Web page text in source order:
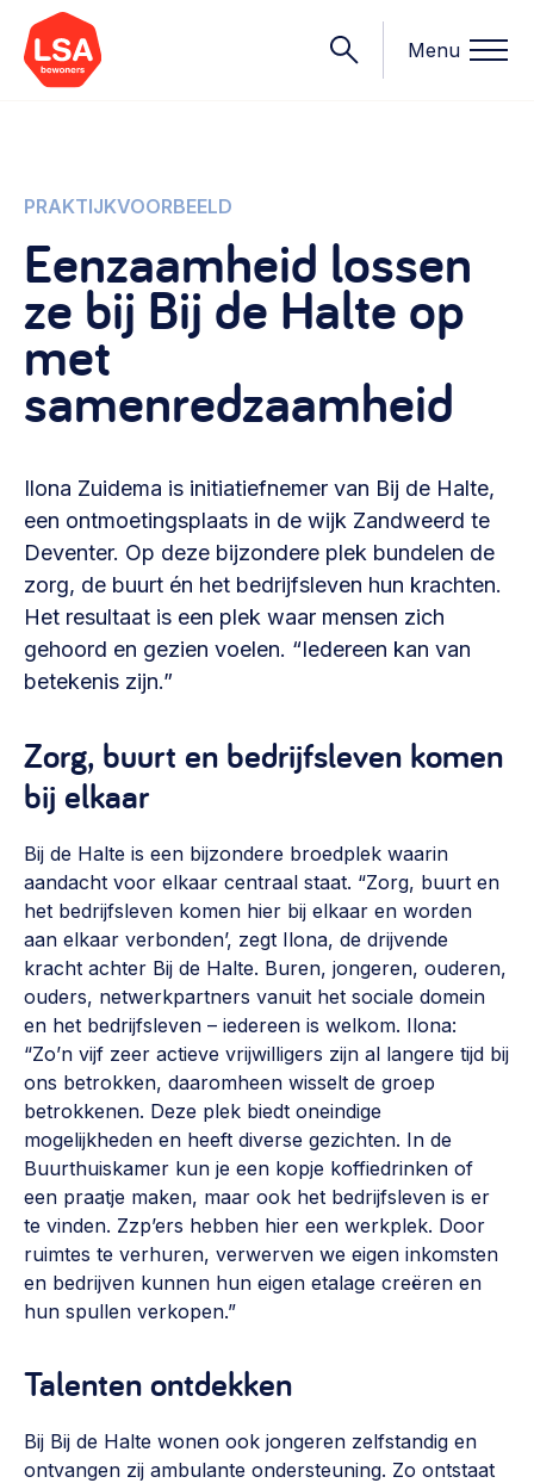
Menu
Onderwerpen
Starten van een initiatief
Rechtsvormen, positionering, organisatiemodellen >
Financiën
Financieringsvormen, administratie, begroting en omzet >
Bestuur, horeca, evenementen, verhuur en communicatie >
Vrijwilligers en medewerkers
Werving, contracten en vergoedingen, betaalde krachten
Eigen gebouw
Huren of kopen, maatschappelijk vastgoed,
Sociaal ondernemen
Bewonersbedrijf starten, ondernemingsplan maken >
Buurtbewoners verbinden
Community building en ABCD, welkomstcultuur >
Zorgzame gemeenschappen
Betrokken buurten, contact stimuleren, netwerken
uitbreiden >
Wijkaanpak
Werken aan de wijk, ABCD, WijkWijzer >
Weerbare gemeenschappen
Voorbereiden op crisis, noodsteunpunten,
ontmoetingsplekken >
Buurtenergie
Energiecollectieven, buurt vergroenen, SDG >
Uitdaagrecht, gemeenschapsfondsen, lokale democratie >
Lobbyen, invloed uitoefenen, maatschappelijke impact >
Wat we doen
Onze leden
Contact
Nieuws
Opinie
Bijeenkomsten
Team
Vraag stellen
030 231 7511
info@lsabewoners.nl
PRAKTIJKVOORBEELD
Eenzaamheid lossen
ze bij Bij de Halte op
met
samenredzaamheid
Ilona Zuidema is initiatiefnemer van Bij de Halte,
een ontmoetingsplaats in de wijk Zandweerd te
Deventer. Op deze bijzondere plek bundelen de
zorg, de buurt én het bedrijfsleven hun krachten.
Het resultaat is een plek waar mensen zich
gehoord en gezien voelen. “Iedereen kan van
betekenis zijn.”
Zorg, buurt en bedrijfsleven komen
bij elkaar
Bij de Halte is een bijzondere broedplek waarin
aandacht voor elkaar centraal staat. “Zorg, buurt en
het bedrijfsleven komen hier bij elkaar en worden
aan elkaar verbonden’, zegt Ilona, de drijvende
kracht achter Bij de Halte. Buren, jongeren, ouderen,
ouders, netwerkpartners vanuit het sociale domein
en het bedrijfsleven – iedereen is welkom. Ilona:
“Zo’n vijf zeer actieve vrijwilligers zijn al langere tijd bij
ons betrokken, daaromheen wisselt de groep
betrokkenen. Deze plek biedt oneindige
mogelijkheden en heeft diverse gezichten. In de
Buurthuiskamer kun je een kopje koffiedrinken of
een praatje maken, maar ook het bedrijfsleven is er
te vinden. Zzp’ers hebben hier een werkplek. Door
ruimtes te verhuren, verwerven we eigen inkomsten
en bedrijven kunnen hun eigen etalage creëren en
hun spullen verkopen.”
Talenten ontdekken
Bij Bij de Halte wonen ook jongeren zelfstandig en
ontvangen zij ambulante ondersteuning. Zo ontstaat